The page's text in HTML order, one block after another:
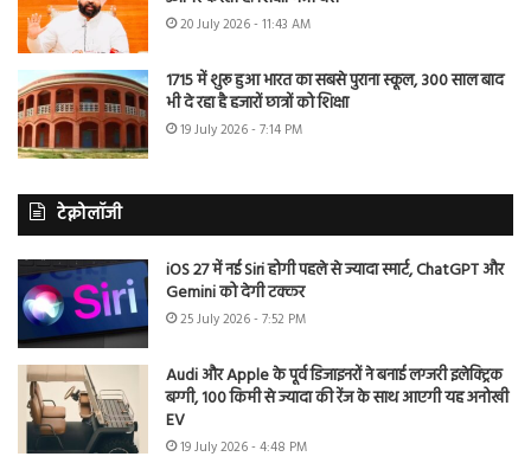
20 July 2026 - 11:43 AM
1715 में शुरू हुआ भारत का सबसे पुराना स्कूल, 300 साल बाद
भी दे रहा है हजारों छात्रों को शिक्षा
19 July 2026 - 7:14 PM
टेक्नोलॉजी
iOS 27 में नई Siri होगी पहले से ज्यादा स्मार्ट, ChatGPT और
Gemini को देगी टक्कर
25 July 2026 - 7:52 PM
Audi और Apple के पूर्व डिजाइनरों ने बनाई लग्जरी इलेक्ट्रिक
बग्गी, 100 किमी से ज्यादा की रेंज के साथ आएगी यह अनोखी
EV
19 July 2026 - 4:48 PM